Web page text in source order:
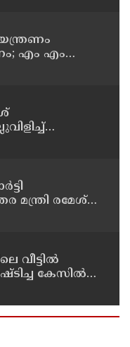
എം എം
മന്ത്രി രമേശ്
വീട്ടിൽ
കേസിൽ